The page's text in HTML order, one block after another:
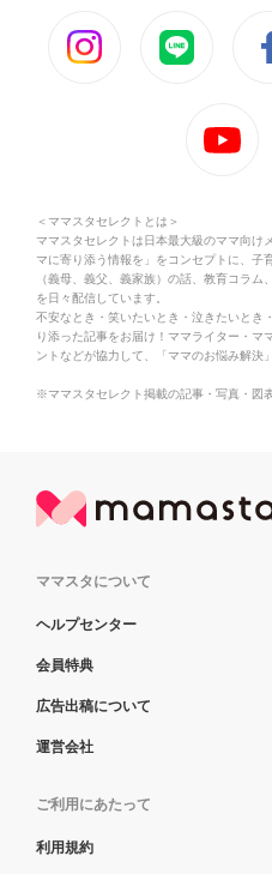
＜ママスタセレクトとは＞
ママスタセレクトは日本最大級のママ向け
マに寄り添う情報を」をコンセプトに、子
（義母、義父、義家族）の話、教育コラ
を日々配信しています。
不安なとき・笑いたいとき・泣きたいとき
り添った記事をお届け！ママライター・マ
ントなどが協力して、「ママのお悩み解決
※ママスタセレクト掲載の記事・写真・図
ママスタについて
ヘルプセンター
会員特典
広告出稿について
運営会社
ご利用にあたって
利用規約